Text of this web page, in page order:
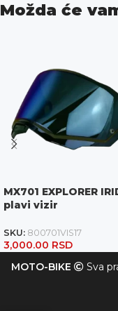
Možda će
MX701 EXPLORER
plavi vizir
SKU: 800701VIS17
3,000.00 RSD
MOTO-BIKE
Sva